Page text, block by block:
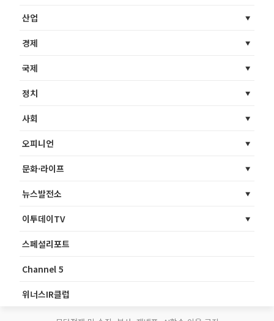
산업
경제
국제
정치
사회
오피니언
문화·라이프
뉴스발전소
이투데이TV
스페셜리포트
Channel 5
위너스IR클럽